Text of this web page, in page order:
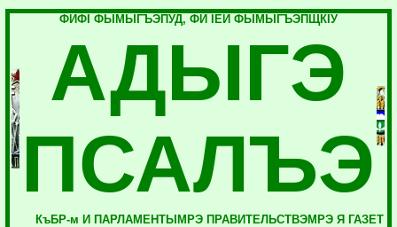
ФИФI ФЫМЫГЪЭПУД, ФИ IЕЙ ФЫМЫГЪЭПЩКIУ
АДЫГЭ
ПСАЛЪЭ
КъБР-м И ПАРЛАМЕНТЫМРЭ ПРАВИТЕЛЬСТВЭМРЭ Я ГАЗЕТ